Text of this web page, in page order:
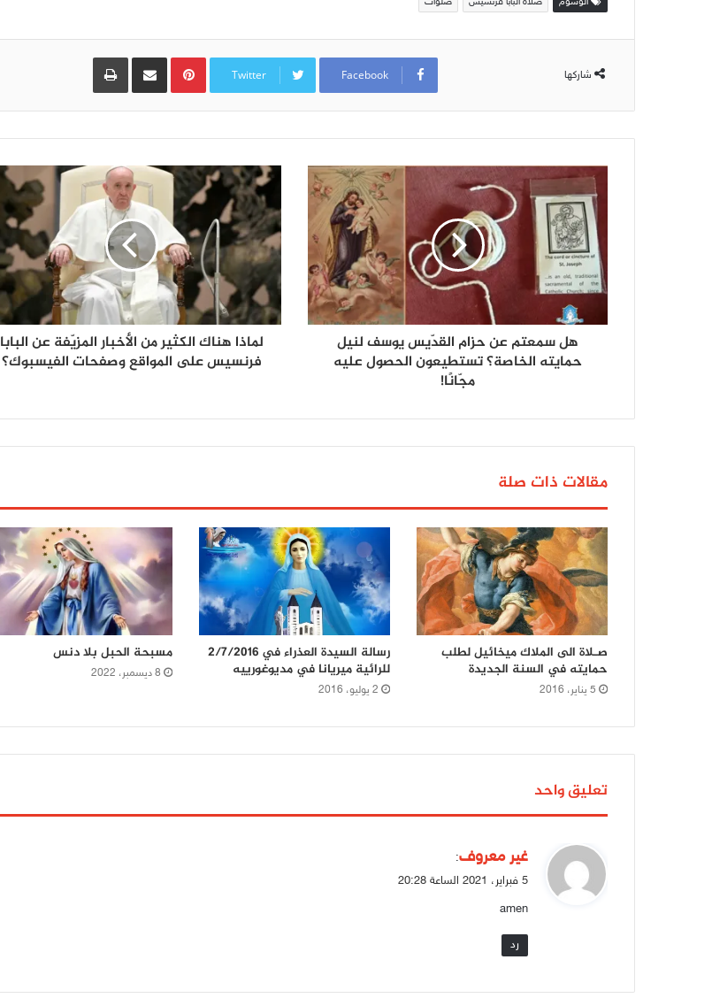
شاركها Facebook
Twitter
Pinterestمشاركة عبر البريد طباعة
هل سمعتم عن حزام القدّيس يوسف لنيل
حمايته الخاصة؟ تستطيعون الحصول عليه
مجّانًا!
لماذا هناك الكثير من الأخبار المزيّفة عن البابا
فرنسيس على المواقع وصفحات الفيسبوك؟
مقالات ذات صلة
صـلاة الى الملاك ميخائيل لطلب
حمايته في السنة الجديدة
5 يناير، 2016
رسالة السيدة العذراء في 2/7/2016
للرائية ميريانا في مديوغورييه
2 يوليو، 2016
مسبحة الحبل بلا دنس
8 ديسمبر، 2022
تعليق واحد
ي
ق
ل
غير معروف:
5 فبراير، 2021 الساعة 20:28
amen
رد